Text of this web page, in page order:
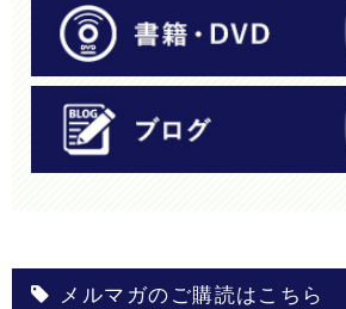
メルマガのご購読はこちら